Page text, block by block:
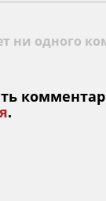
ни одного
.